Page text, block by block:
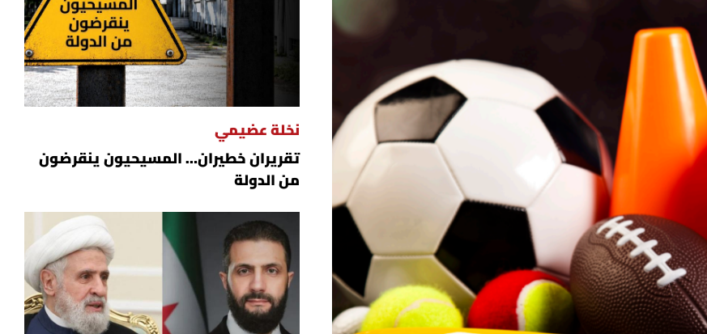
نخلة عضيمي
تقريران خطيران… المسيحيون ينقرضون
من الدولة